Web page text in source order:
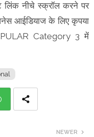
लिंक नीचे स्क्रॉल करने पर
आईडियाज के लिए कृपया
Category 3 में
NEWER